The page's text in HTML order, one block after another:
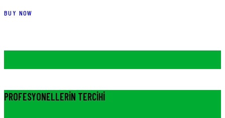
BUY NOW
PROFESYONELLERIN TERCIHI